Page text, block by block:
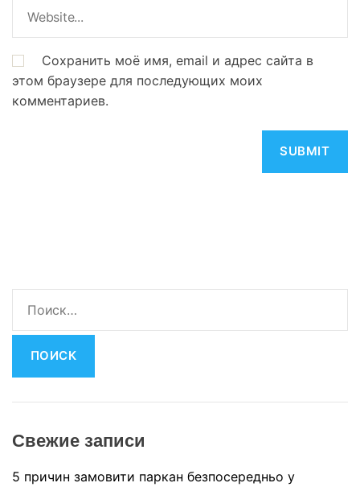
Сохранить моё имя, email и адрес сайта в
этом браузере для последующих моих
комментариев.
й
и
:
Свежие записи
5 причин замовити паркан безпосередньо у